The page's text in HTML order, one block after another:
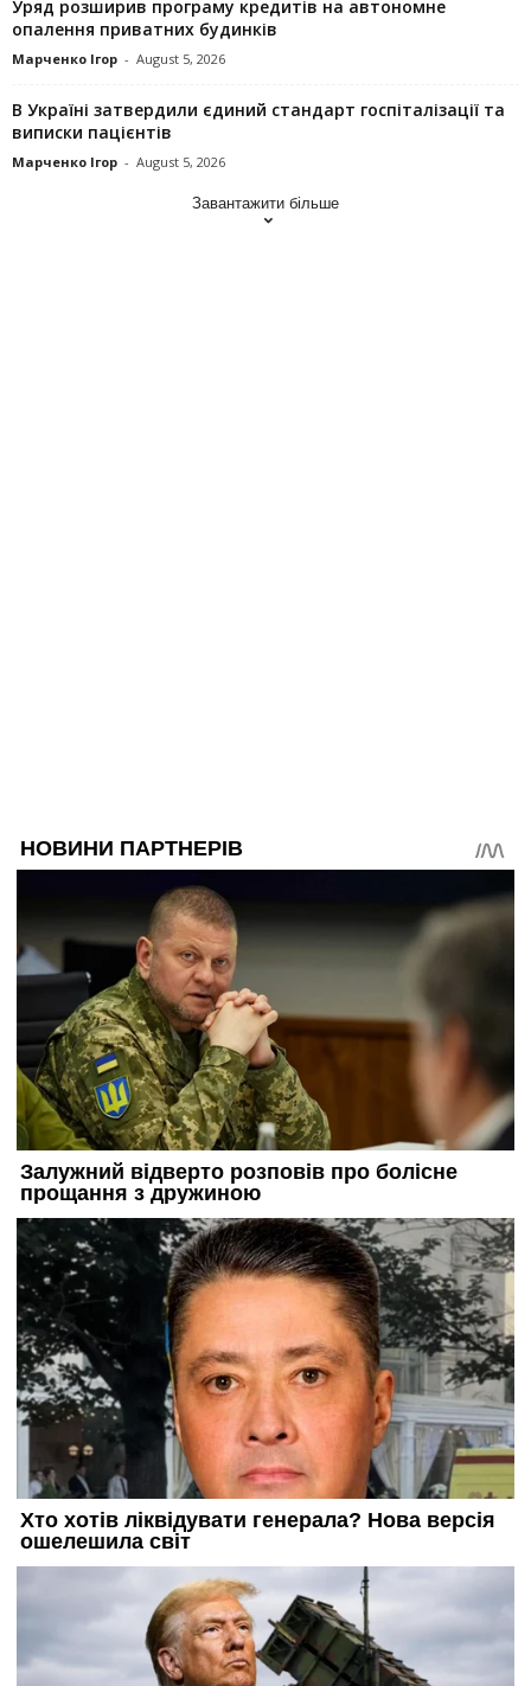
Уряд розширив програму кредитів на автономне
опалення приватних будинків
Марченко Ігор - August 5, 2026
В Україні затвердили єдиний стандарт госпіталізації та
виписки пацієнтів
Марченко Ігор - August 5, 2026
Завантажити більше